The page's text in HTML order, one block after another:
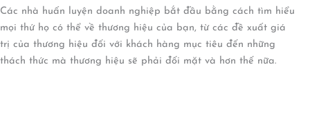
Các nhà huấn luyện doanh nghiệp bắt đầu bằng cách tìm hiểu
mọi thứ họ có thể về thương hiệu của bạn, từ các đề xuất giá
trị của thương hiệu đối với khách hàng mục tiêu đến những
thách thức mà thương hiệu sẽ phải đối mặt và hơn thế nữa.